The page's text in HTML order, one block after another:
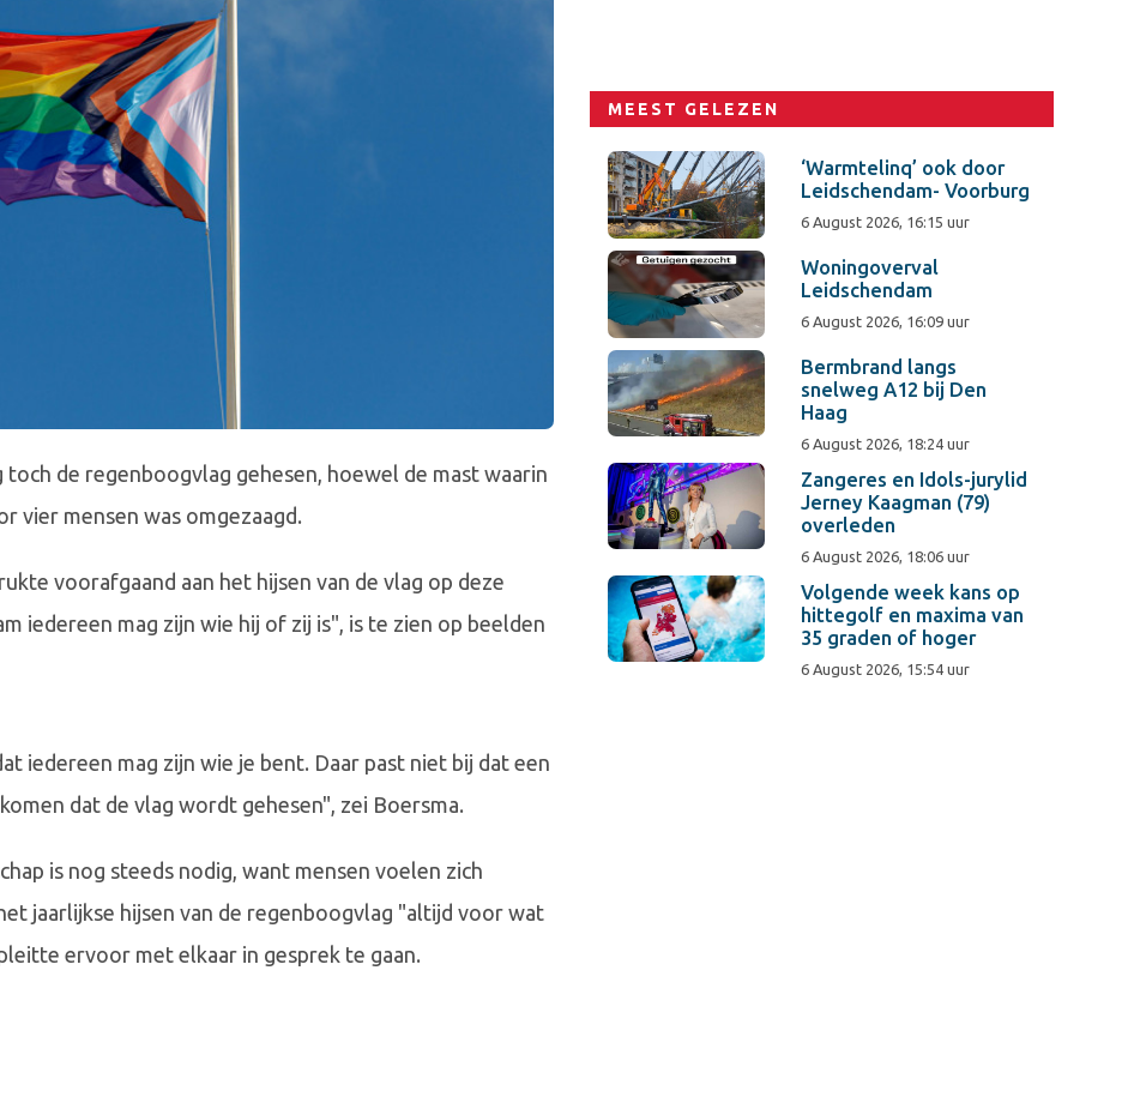
de regenboogvlag gehesen, hoewel de mast waarin
vier mensen was omgezaagd.
voorafgaand aan het hijsen van de vlag op deze
iedereen mag zijn wie hij of zij is", is te zien op beelden
iedereen mag zijn wie je bent. Daar past niet bij dat een
dat de vlag wordt gehesen", zei Boersma.
is nog steeds nodig, want mensen voelen zich
jaarlijkse hijsen van de regenboogvlag "altijd voor wat
ervoor met elkaar in gesprek te gaan.
MEEST GELEZEN
‘Warmtelinq’ ook door
Leidschendam- Voorburg
6 August 2026, 16:15 uur
Woningoverval
Leidschendam
6 August 2026, 16:09 uur
Bermbrand langs
snelweg A12 bij Den
Haag
6 August 2026, 18:24 uur
Zangeres en Idols-jurylid
Jerney Kaagman (79)
overleden
6 August 2026, 18:06 uur
Volgende week kans op
hittegolf en maxima van
35 graden of hoger
6 August 2026, 15:54 uur